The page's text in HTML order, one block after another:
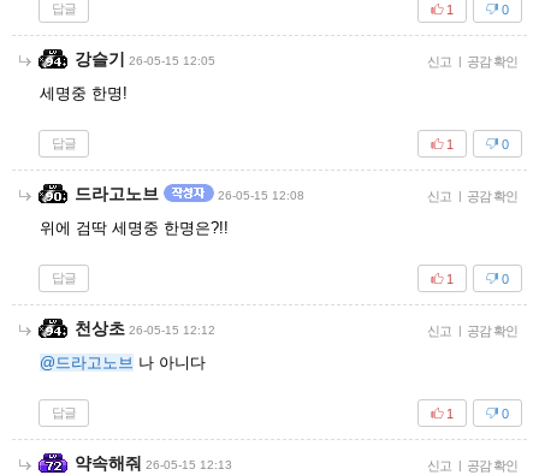
답글 0
1
강슬기 26-05-15 12:05 신고 | 공감 확인
세명중 한명!
답글 0
1
드라고노브 26-05-15 12:08 신고 | 공감 확인
위에 검딱 세명중 한명은?!!
답글 0
1
천상초 26-05-15 12:12 신고 | 공감 확인
@드라고노브 나 아니다
답글 0
1
약속해줘 26-05-15 12:13 신고 | 공감 확인